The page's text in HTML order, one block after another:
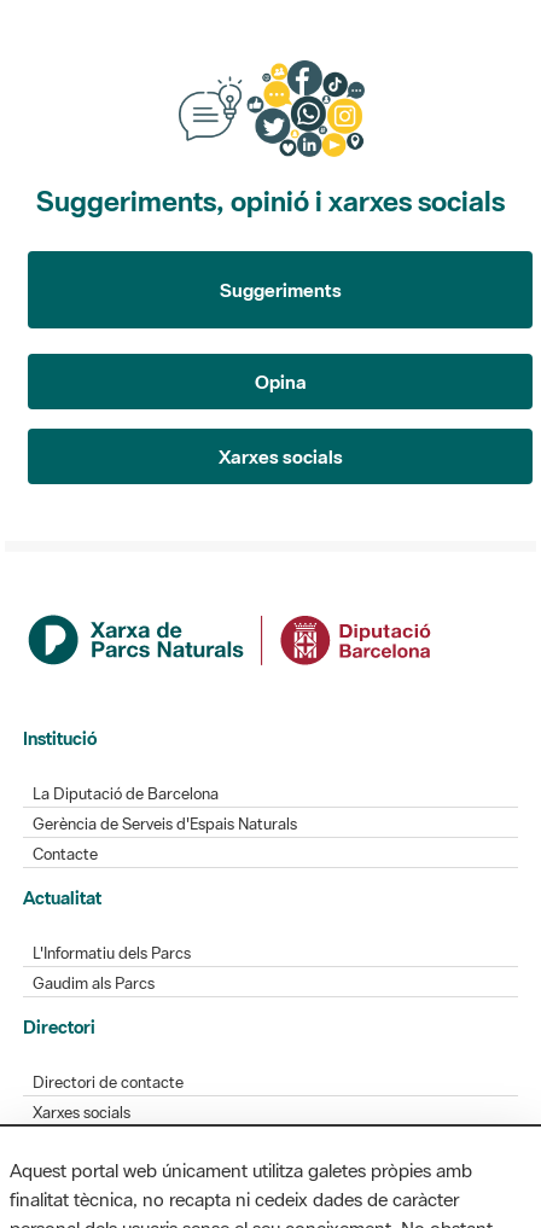
Suggeriments, opinió i xarxes socials
Suggeriments
Opina
Xarxes socials
Institució
La Diputació de Barcelona
Gerència de Serveis d'Espais Naturals
Contacte
Actualitat
L'Informatiu dels Parcs
Gaudim als Parcs
Directori
Directori de contacte
Xarxes socials
Bústia de suggeriments
Opineu sobre els parcs
Aquest portal web únicament utilitza galetes pròpies amb
finalitat tècnica, no recapta ni cedeix dades de caràcter